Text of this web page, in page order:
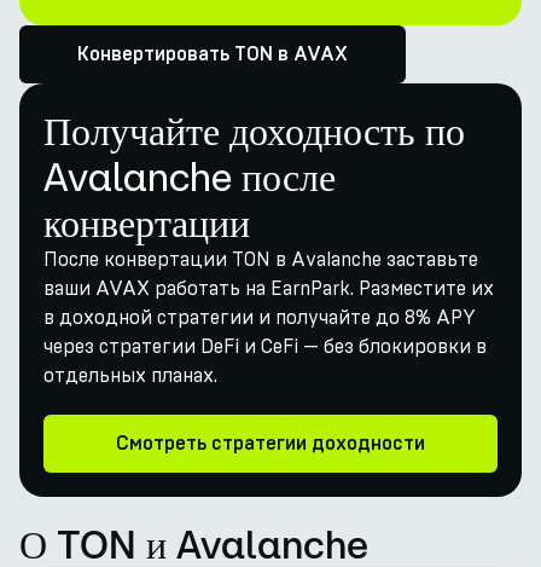
Конвертировать TON в AVAX
Получайте доходность по
Avalanche после
конвертации
После конвертации TON в Avalanche заставьте
ваши AVAX работать на EarnPark. Разместите их
в доходной стратегии и получайте до 8% APY
через стратегии DeFi и CeFi — без блокировки в
отдельных планах.
Смотреть стратегии доходности
О TON и Avalanche